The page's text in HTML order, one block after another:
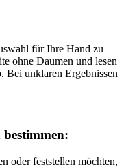
für Ihre Hand zu
ohne Daumen und lesen
Bei unklaren Ergebnissen
oder feststellen möchten,